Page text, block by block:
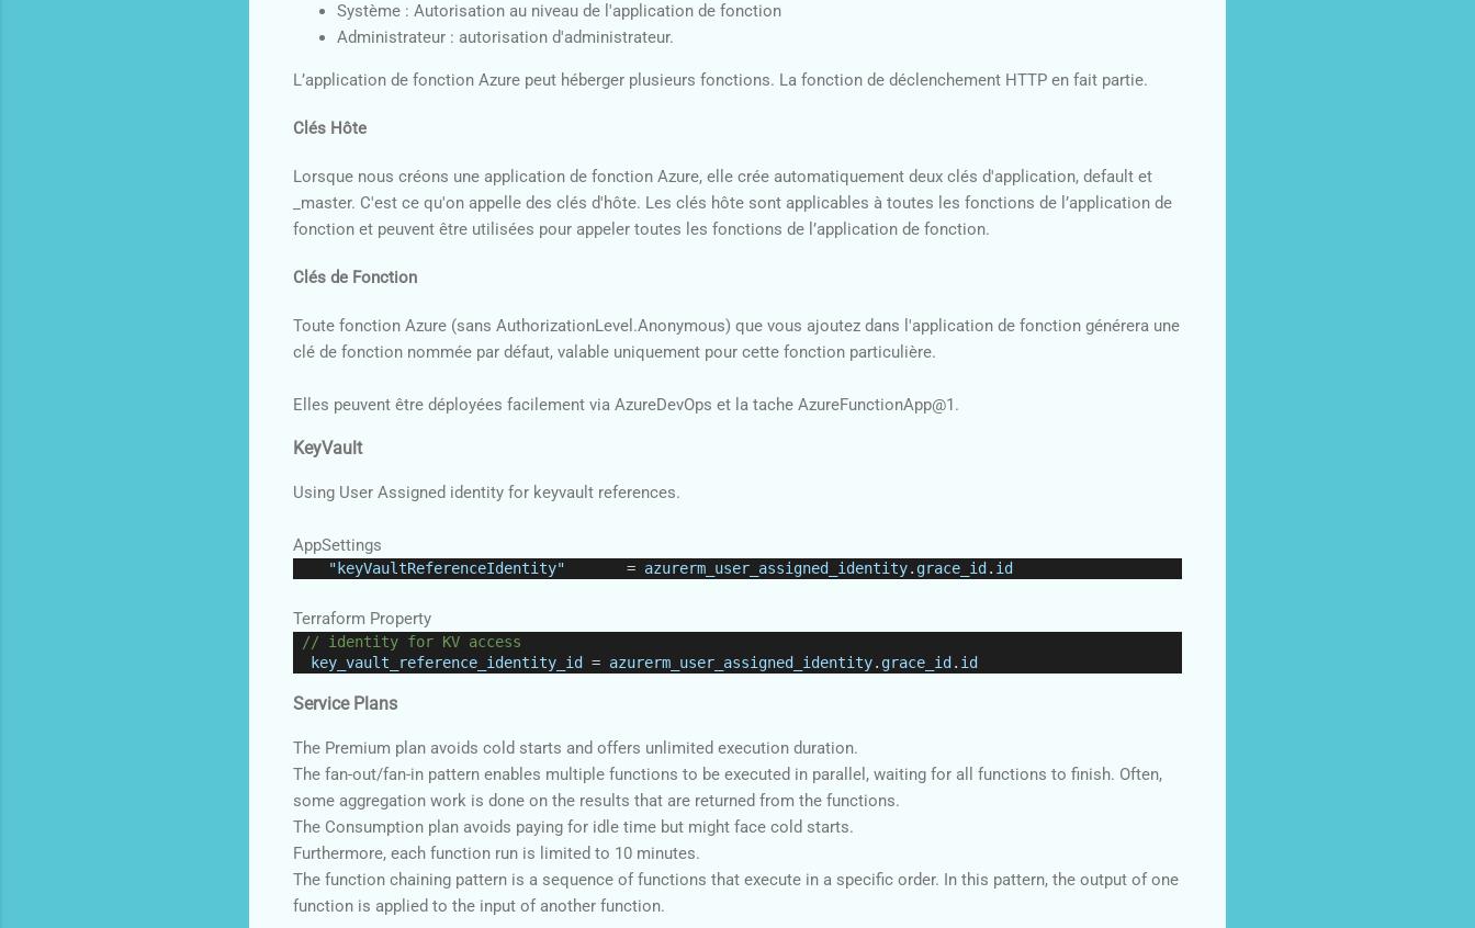
Système : Autorisation au niveau de l'application de fonction
Administrateur : autorisation d'administrateur.
L’application de fonction Azure peut héberger plusieurs fonctions. La fonction de déclenchement HTTP en fait partie.
Clés Hôte
Lorsque nous créons une application de fonction Azure, elle crée automatiquement deux clés d'application, default et
_master. C'est ce qu'on appelle des clés d'hôte. Les clés hôte sont applicables à toutes les fonctions de l’application de
fonction et peuvent être utilisées pour appeler toutes les fonctions de l’application de fonction.
Clés de Fonction
Toute fonction Azure (sans AuthorizationLevel.Anonymous) que vous ajoutez dans l'application de fonction générera une
clé de fonction nommée par défaut, valable uniquement pour cette fonction particulière.
Elles peuvent être déployées facilement via AzureDevOps et la tache AzureFunctionApp@1.
KeyVault
Using User Assigned identity for keyvault references.
AppSettings
"keyVaultReferenceIdentity" = azurerm_user_assigned_identity. grace_id . id
Terraform Property
// identity for KV access
key_vault_reference_identity_id
= azurerm_user_assigned_identity. grace_id . id
Service Plans
The Premium plan avoids cold starts and offers unlimited execution duration.
The fan-out/fan-in pattern enables multiple functions to be executed in parallel, waiting for all functions to finish. Often,
some aggregation work is done on the results that are returned from the functions.
The Consumption plan avoids paying for idle time but might face cold starts.
Furthermore, each function run is limited to 10 minutes.
The function chaining pattern is a sequence of functions that execute in a specific order. In this pattern, the output of one
function is applied to the input of another function.